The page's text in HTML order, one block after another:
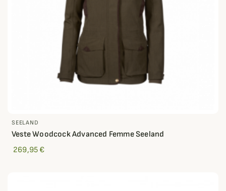
SEELAND
Veste Woodcock Advanced Femme Seeland
269,95 €